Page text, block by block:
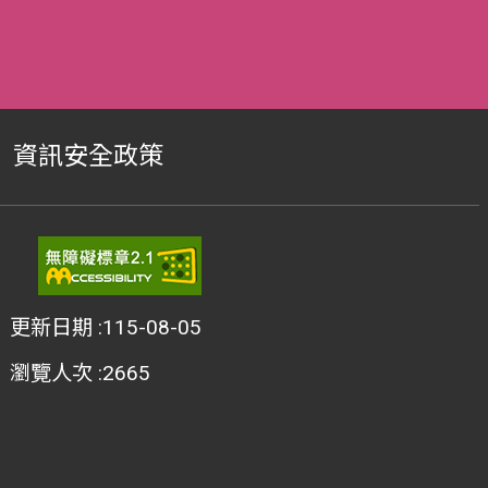
資訊安全政策
更新日期 115-08-05
瀏覽人次 2665